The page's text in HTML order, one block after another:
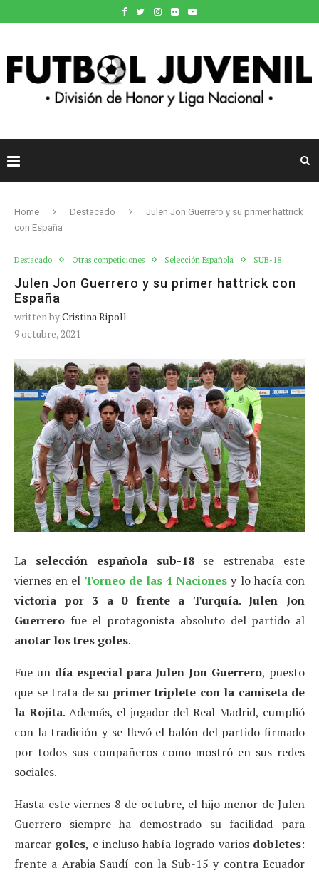
Home Destacado
Julen Jon Guerrero y su primer hattrick
con España
Destacado Otras competiciones Selección Española SUB-18
Julen Jon Guerrero y su primer hattrick con
España
written byCristina Ripoll
9 octubre, 2021
La selección española sub-18 se estrenaba este
viernes en el Torneo de las 4 Naciones y lo hacía con
victoria por 3 a 0 frente a Turquía.Julen Jon
Guerrero fue el protagonista absoluto del partido al
anotar los tres goles.
Fue un día especial para Julen Jon Guerrero, puesto
que se trata de su primer triplete con la camiseta de
la Rojita. Además, el jugador del Real Madrid, cumplió
con la tradición y se llevó el balón del partido firmado
por todos sus compañeros como mostró en sus redes
sociales.
Hasta este viernes 8 de octubre, el hijo menor de Julen
Guerrero siempre ha demostrado su facilidad para
marcar goles, e incluso había logrado varios dobletes:
frente a Arabia Saudí con la Sub-15 y contra Ecuador